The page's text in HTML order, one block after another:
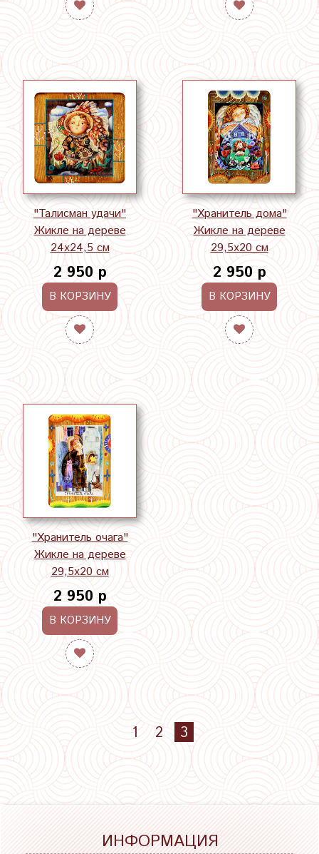
"Талисман удачи"
Жикле на дереве
24х24,5 см
2 950 р
В КОРЗИНУ
"Хранитель дома"
Жикле на дереве
29,5х20 см
2 950 р
В КОРЗИНУ
"Хранитель очага"
Жикле на дереве
29,5х20 см
2 950 р
В КОРЗИНУ
1 2 3
ИНФОРМАЦИЯ